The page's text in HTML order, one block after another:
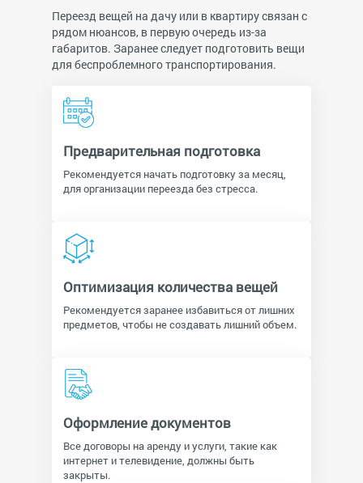
Переезд вещей на дачу или в квартиру связан с
рядом нюансов, в первую очередь из-за
габаритов. Заранее следует подготовить вещи
для беспроблемного транспортирования.
Предварительная подготовка
Рекомендуется начать подготовку за месяц,
для организации переезда без стресса.
Оптимизация количества вещей
Рекомендуется заранее избавиться от лишних
предметов, чтобы не создавать лишний объем.
Оформление документов
Все договоры на аренду и услуги, такие как
интернет и телевидение, должны быть
закрыты.